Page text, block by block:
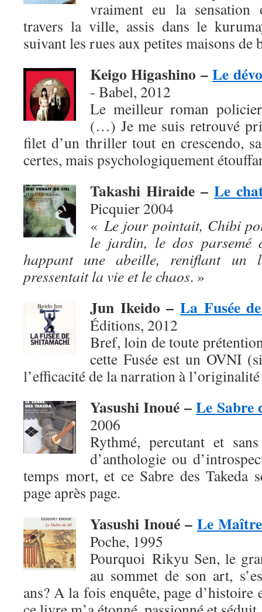
vraiment eu la sensation
travers la ville, assis dans le
suivant les rues aux petites maisons de
Keigo Higashino –Le
- Babel, 2012
Le meilleur roman
(…) Je me suis retrouvé
filet d’un thriller tout en crescendo,
certes, mais psychologiquement
Takashi Hiraide –Le
Picquier 2004
« Le jour pointait, Chibi
le jardin, le dos parsemé
happant une abeille, reniflant un
pressentait la vie et le chaos. »
Jun Ikeido – La Fusée
Éditions, 2012
Bref, loin de toute
cette Fusée est un OVNI
l’efficacité de la narration à
Yasushi Inoué –Le Sabre
2006
Rythmé, percutant et
d’anthologie ou
temps mort, et ce Sabre des Takeda
page après page.
Yasushi Inoué – Le
Poche, 1995
Pourquoi Rikyu Sen, le
au sommet de son art,
ans? A la fois enquête, page